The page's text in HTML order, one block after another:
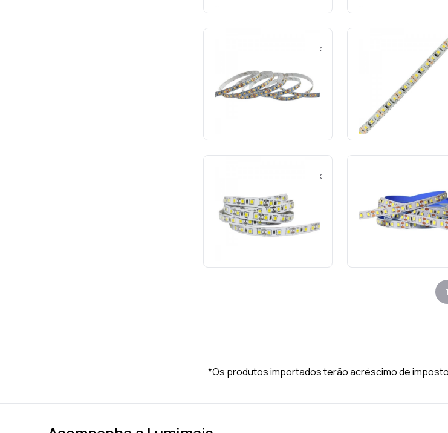
Fita LED 5m 12v IP20 10w 4000k
Cód.: 20026
Fita LED 5m 12v IP20
4000k 138led/m 8mm-
Nordecor
Cód.: 22960
SOLICITE O
Fita LED 5m 12v IP20 12w 6000k
Cód.: 15253
Fita LED 5m 12v IP20 12w
Cód.: 18201
1
*Os produtos importados terão acréscimo de